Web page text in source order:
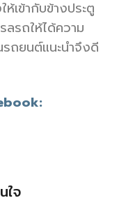
ห้เข้ากับข้างประตู
รถให้ได้ความ
ถยนต์แนะนำจึงดี
ใจ